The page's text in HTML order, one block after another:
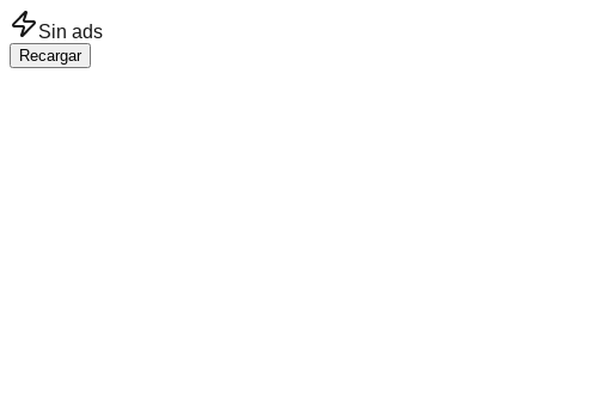
Saltar al contenido principal
Sin ads
Recargar